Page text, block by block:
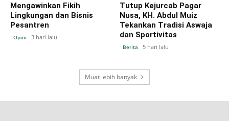
Mengawinkan Fikih
Lingkungan dan Bisnis
Pesantren
Opini 3 hari lalu
Tutup Kejurcab Pagar
Nusa, KH. Abdul Muiz
Tekankan Tradisi Aswaja
dan Sportivitas
Berita 5 hari lalu
Muat lebih banyak